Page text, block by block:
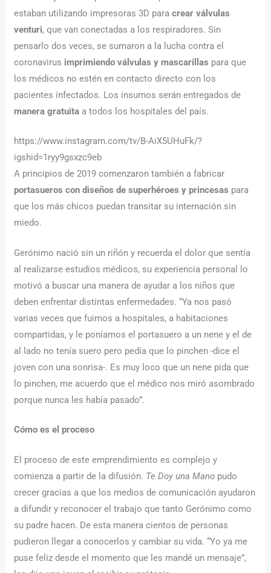
estaban utilizando impresoras 3D paracrear válvulas
venturi, que van conectadas a los respiradores. Sin
pensarlo dos veces, se sumaron a la lucha contra el
coronavirus imprimiendo válvulas y mascarillas para que
los médicos no estén en contacto directo con los
pacientes infectados. Los insumos serán entregados de
manera gratuita a todos los hospitales del país.
https://www.instagram.com/tv/B-AiX5UHuFk/?
igshid=1ryy9gsxzc9eb
A principios de 2019 comenzaron también a fabricar
portasueros con diseños de superhéroes y princesas para
que los más chicos puedan transitar su internación sin
miedo.
Gerónimo nació sin un riñón y recuerda el dolor que sentía
al realizarse estudios médicos, su experiencia personal lo
motivó a buscar una manera de ayudar a los niños que
deben enfrentar distintas enfermedades. “Ya nos pasó
varias veces que fuimos a hospitales, a habitaciones
compartidas, y le poníamos el portasuero a un nene y el de
al lado no tenía suero pero pedía que lo pinchen -dice el
joven con una sonrisa-. Es muy loco que un nene pida que
lo pinchen, me acuerdo que el médico nos miró asombrado
porque nunca les había pasado”.
Cómo es el proceso
El proceso de este emprendimiento es complejo y
comienza a partir de la difusión. Te Doy una Mano pudo
crecer gracias a que los medios de comunicación ayudaron
a difundir y reconocer el trabajo que tanto Gerónimo como
su padre hacen. De esta manera cientos de personas
pudieron llegar a conocerlos y cambiar su vida. “Yo ya me
puse feliz desde el momento que les mandé un mensaje”,